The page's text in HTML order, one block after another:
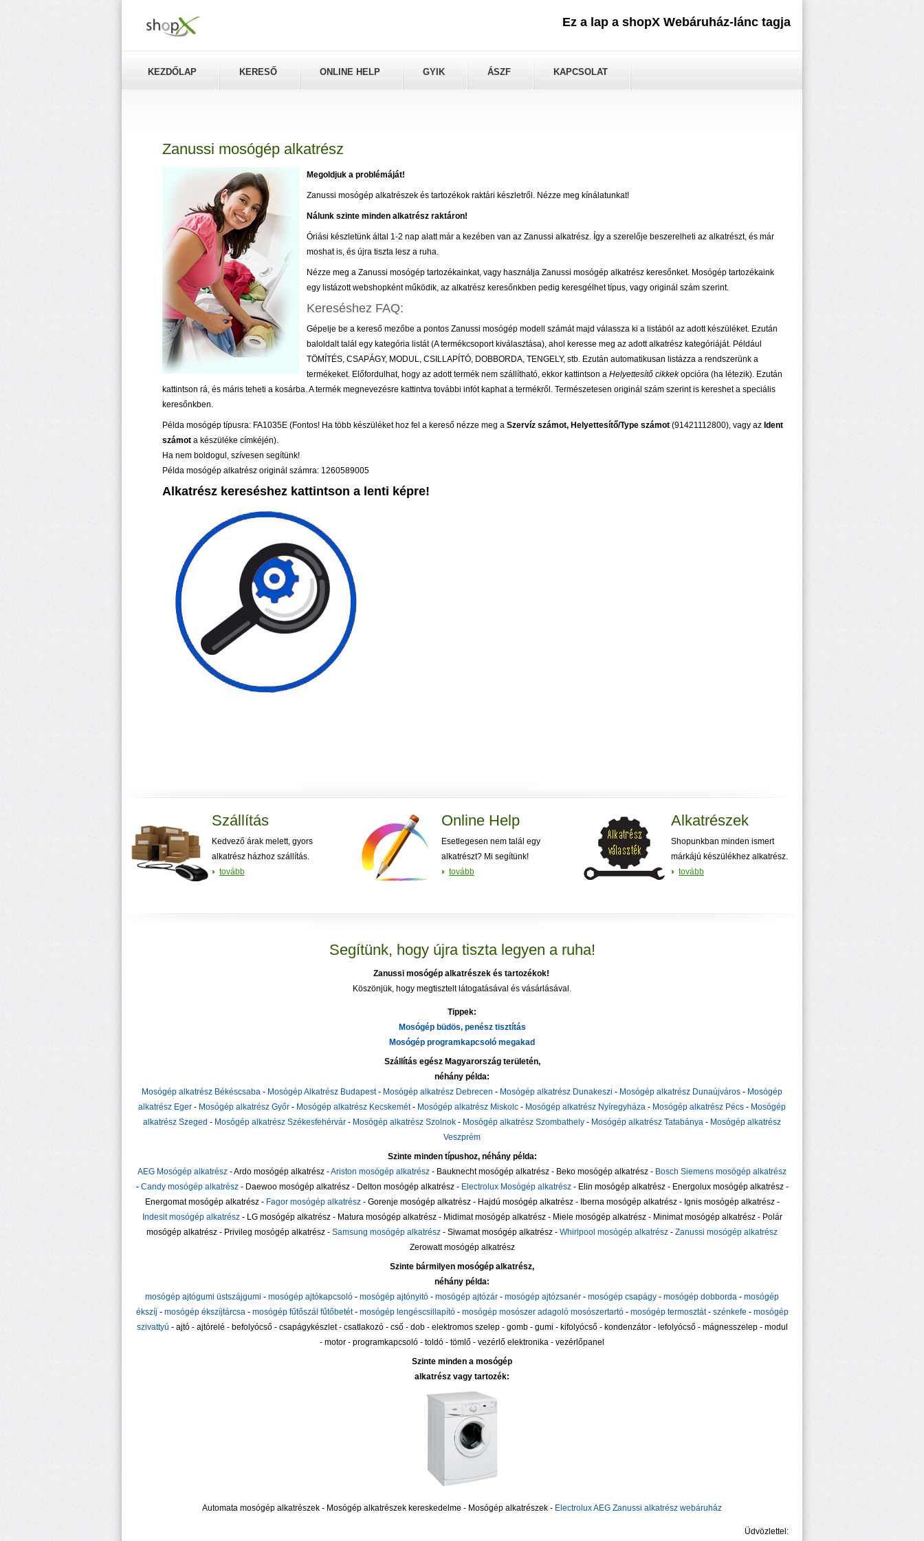
Ez a lap a shopX Webáruház-lánc tagja
KEZDŐLAP KERESŐ ONLINE HELP GYIK ÁSZF KAPCSOLAT
Zanussi mosógép alkatrész
Megoldjuk a problémáját!
Zanussi mosógép alkatrészek és tartozékok raktári készletről. Nézze meg kínálatunkat!
Nálunk szinte minden alkatrész raktáron!
Óriási készletünk által 1-2 nap alatt már a kezében van az Zanussi alkatrész. Így a szerelője beszerelheti az alkatrészt, és már
moshat is, és újra tiszta lesz a ruha.
Nézze meg a Zanussi mosógép tartozékainkat, vagy használja Zanussi mosógép alkatrész keresőnket. Mosógép tartozékaink
egy listázott webshopként működik, az alkatrész keresőnkben pedig keresgélhet típus, vagy originál szám szerint.
Kereséshez FAQ:
Gépelje be a kereső mezőbe a pontos Zanussi mosógép modell számát majd válassza ki a listából az adott készüléket. Ezután
baloldalt talál egy kategória listát (A termékcsoport kiválasztása), ahol keresse meg az adott alkatrész kategóriáját. Például
TÖMÍTÉS, CSAPÁGY, MODUL, CSILLAPÍTÓ, DOBBORDA, TENGELY, stb. Ezután automatikusan listázza a rendszerünk a
termékeket. Előfordulhat, hogy az adott termék nem szállítható, ekkor kattintson a Helyettesítő cikkekopcióra (ha létezik). Ezután
kattintson rá, és máris teheti a kosárba. A termék megnevezésre kattintva további infót kaphat a termékről. Természetesen originál szám szerint is kereshet a speciális
keresőnkben.
Példa mosógép típusra: FA1035E (Fontos! Ha több készüléket hoz fel a kereső nézze meg a Szervíz számot, Helyettesítő/Type számot(91421112800), vagy azIdent
számot a készüléke címkéjén).
Ha nem boldogul, szívesen segítünk!
Példa mosógép alkatrész originál számra: 1260589005
Alkatrész kereséshez kattintson a lenti képre!
Szállítás
Kedvező árak melett, gyors
alkatrész házhoz szállítás.
tovább
Online Help
Esetlegesen nem talál egy
alkatrészt? Mi segítünk!
tovább
Alkatrészek
Shopunkban minden ismert
márkájú készülékhez alkatrész.
tovább
Segítünk, hogy újra tiszta legyen a ruha!
Zanussi mosógép alkatrészek és tartozékok!
Köszönjük, hogy megtisztelt látogatásával és vásárlásával.
Tippek:
Mosógép büdös, penész tisztítás
Mosógép programkapcsoló megakad
Szállítás egész Magyarország területén,
néhány példa:
Mosógép alkatrész Békéscsaba - Mosógép Alkatrész Budapest- Mosógép alkatrész Debrecen - Mosógép alkatrész Dunakeszi - Mosógép alkatrész Dunaújváros - Mosógép
alkatrész Eger - Mosógép alkatrész Győr - Mosógép alkatrész Kecskemét- Mosógép alkatrész Miskolc - Mosógép alkatrész Nyíregyháza - Mosógép alkatrész Pécs - Mosógép
alkatrész Szeged - Mosógép alkatrész Székesfehérvár - Mosógép alkatrész Szolnok - Mosógép alkatrész Szombathely - Mosógép alkatrész Tatabánya - Mosógép alkatrész
Veszprém
Szinte minden típushoz, néhány példa:
AEG Mosógép alkatrész - Ardo mosógép alkatrész -Ariston mosógép alkatrész - Bauknecht mosógép alkatrész - Beko mosógép alkatrész - Bosch Siemens mosógép alkatrész
- Candy mosógép alkatrész- Daewoo mosógép alkatrész - Delton mosógép alkatrész - Electrolux Mosógép alkatrész- Elin mosógép alkatrész - Energolux mosógép alkatrész -
Energomat mosógép alkatrész - Fagor mosógép alkatrész- Gorenje mosógép alkatrész - Hajdú mosógép alkatrész - Iberna mosógép alkatrész - Ignis mosógép alkatrész -
Indesit mosógép alkatrész- LG mosógép alkatrész - Matura mosógép alkatrész - Midimat mosógép alkatrész - Miele mosógép alkatrész - Minimat mosógép alkatrész - Polár
mosógép alkatrész - Privileg mosógép alkatrész - Samsung mosógép alkatrész - Siwamat mosógép alkatrész - Whirlpool mosógép alkatrész - Zanussi mosógép alkatrész
Zerowatt mosógép alkatrész
Szinte bármilyen mosógép alkatrész,
néhány példa:
mosógép ajtógumi üstszájgumi - mosógép ajtókapcsoló - mosógép ajtónyitó - mosógép ajtózár - mosógép ajtózsanér - mosógép csapágy - mosógép dobborda - mosógép
ékszíj - mosógép ékszíjtárcsa- mosógép fűtőszál fűtőbetét- mosógép lengéscsillapító- mosógép mosószer adagoló mosószertartó- mosógép termosztát- szénkefe - mosógép
szivattyú - ajtó - ajtórelé - befolyócső - csapágykészlet - csatlakozó - cső - dob - elektromos szelep - gomb - gumi - kifolyócső - kondenzátor - lefolyócső - mágnesszelep - modul
- motor - programkapcsoló - toldó - tömlő - vezérlő elektronika - vezérlőpanel
Szinte minden a mosógép
alkatrész vagy tartozék:
Automata mosógép alkatrészek - Mosógép alkatrészek kereskedelme - Mosógép alkatrészek - Electrolux AEG Zanussi alkatrész webáruház
Üdvözlettel: